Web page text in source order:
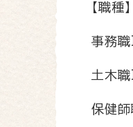
【職種】
事務職I
土木職I
保健師